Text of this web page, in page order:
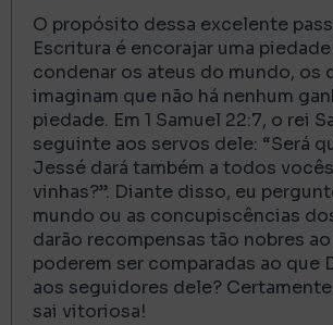
O propósito dessa excelente
Escritura é encorajar uma
condenar os ateus do mundo, os
imaginam que não há nenhum
piedade. Em 1 Samuel 22:7, o rei
seguinte aos servos dele: “Será
Jessé dará também a todos
vinhas?”. Diante disso, eu
mundo ou as concupiscências
darão recompensas tão nobres
poderem ser comparadas ao que
aos seguidores dele?
sai vitoriosa!